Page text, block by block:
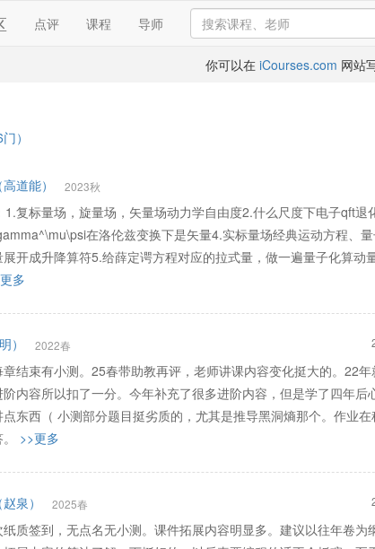
点评 课程 导师
你可以在 iCourses.com 网站
）
道能） 2023秋
1.复标量场，旋量场，矢量场动力学自由度2.什么尺度下电子qft退
在洛伦兹变换下是矢量4.实标量场经典运动方程、
开成升降算符5.给薛定谔方程对应的拉式量，做一遍量子化算动
多
） 2022春
结束有小测。25春带助教再评，老师讲课内容变化挺大的。22年
阶内容所以扣了一分。今年补充了很多进阶内容，但是学了四年后
东西（ 小测部分题目挺劣质的，尤其是推导黑洞熵那个。作业
>>更多
泉） 2025春
质签到，无点名无小测。课件拓展内容明显多。建议以往年卷为